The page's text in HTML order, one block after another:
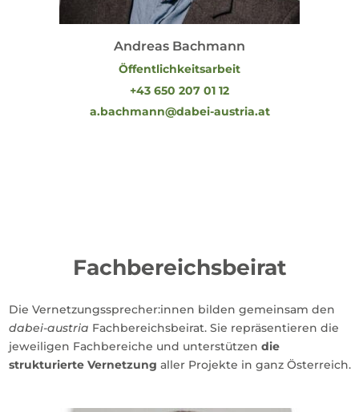
Andreas Bachmann
Öffentlichkeitsarbeit
+43 650 207 01 12
a.bachmann@dabei-austria.at
Fachbereichsbeirat
Die Vernetzungssprecher:innen bilden gemeinsam den
dabei-austria Fachbereichsbeirat. Sie repräsentieren die
jeweiligen Fachbereiche und unterstützen die
strukturierte Vernetzung aller Projekte in ganz Österreich.